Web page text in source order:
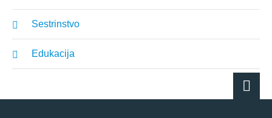
Sestrinstvo
Edukacija